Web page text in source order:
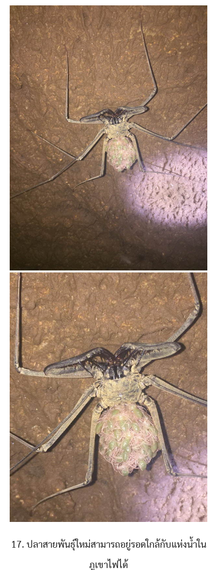
17. ปลาสายพันธุ์ใหม่สามารถอยู่รอดใกล้กับแห่งน้ำใน
ภูเขาไฟได้